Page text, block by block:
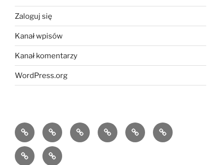
Zaloguj się
Kanał wpisów
Kanał komentarzy
WordPress.org